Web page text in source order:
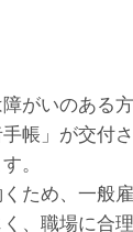
がいのある
帳」が交付
。
ため、一般
、職場に合